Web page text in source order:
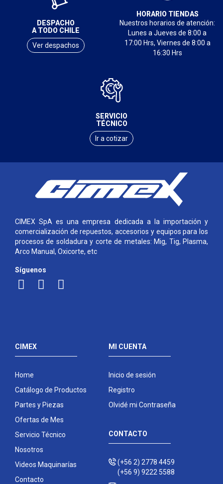
DESPACHO
A TODO CHILE
Ver despachos
HORARIO TIENDAS
Nuestros horarios de atención:
Lunes a Jueves de 8:00 a
17:00 Hrs, Viernes de 8:00 a
16:30 Hrs
SERVICIO
TÉCNICO
Ir a cotizar
CIMEX SpA es una empresa dedicada a la importación y
comercialización de repuestos, accesorios y equipos para los
procesos de soldadura y corte de metales: Mig, Tig, Plasma,
Arco Manual, Oxicorte, etc
Síguenos
CIMEX
Home
Catálogo de Productos
Partes y Piezas
Ofertas de Mes
Servicio Técnico
Nosotros
Videos Maquinarías
Contacto
MI CUENTA
Inicio de sesión
Registro
Olvidé mi Contraseña
CONTACTO
(+56 2) 2778 4459
(+56 9) 9222 5588